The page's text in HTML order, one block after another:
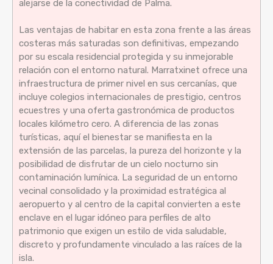
alejarse de la conectividad de Palma.
Las ventajas de habitar en esta zona frente a las áreas
costeras más saturadas son definitivas, empezando
por su escala residencial protegida y su inmejorable
relación con el entorno natural. Marratxinet ofrece una
infraestructura de primer nivel en sus cercanías, que
incluye colegios internacionales de prestigio, centros
ecuestres y una oferta gastronómica de productos
locales kilómetro cero. A diferencia de las zonas
turísticas, aquí el bienestar se manifiesta en la
extensión de las parcelas, la pureza del horizonte y la
posibilidad de disfrutar de un cielo nocturno sin
contaminación lumínica. La seguridad de un entorno
vecinal consolidado y la proximidad estratégica al
aeropuerto y al centro de la capital convierten a este
enclave en el lugar idóneo para perfiles de alto
patrimonio que exigen un estilo de vida saludable,
discreto y profundamente vinculado a las raíces de la
isla.